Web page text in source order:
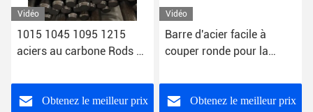
Vidéo
1015 1045 1095 1215
aciers au carbone Rods à
autour de barre
Obtenez le meilleur prix
Vidéo
Barre d'acier facile à
couper ronde pour la
10mm 12mm 14mm
BS11SMnPb30
Obtenez le meilleur prix